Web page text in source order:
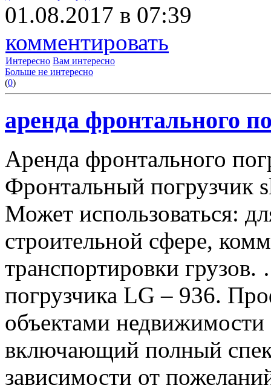
01.08.2017 в 07:39
комментировать
Интересно Вам интересно
Больше не интересно
(0)
аренда фронтального
Аренда фронтального
Фронтальный погрузчик
Может использоваться:
строительной сфере,
транспортировки
погрузчика LG – 936.
объектами
включающий полный
зависимости от